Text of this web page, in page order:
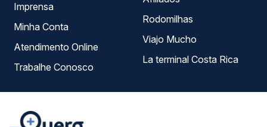
Imprensa
Minha Conta
Atendimento Online
Trabalhe Conosco
Rodomilhas
Viajo Mucho
La terminal Costa Rica